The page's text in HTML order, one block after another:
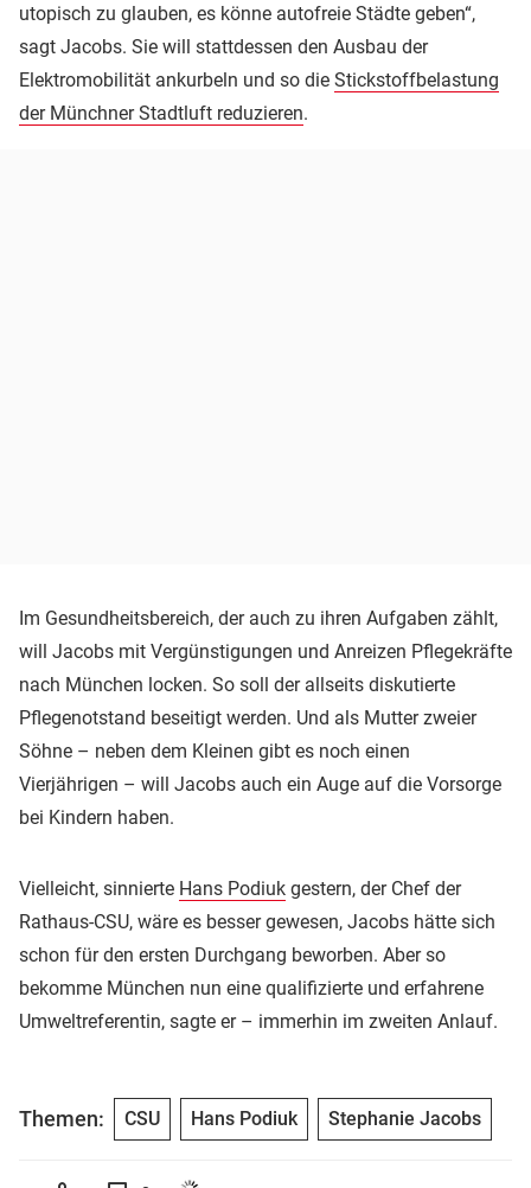
utopisch zu glauben, es könne autofreie Städte geben“,
sagt Jacobs. Sie will stattdessen den Ausbau der
Elektromobilität ankurbeln und so die Stickstoffbelastung
der Münchner Stadtluft reduzieren.
Im Gesundheitsbereich, der auch zu ihren Aufgaben zählt,
will Jacobs mit Vergünstigungen und Anreizen Pflegekräfte
nach München locken. So soll der allseits diskutierte
Pflegenotstand beseitigt werden. Und als Mutter zweier
Söhne – neben dem Kleinen gibt es noch einen
Vierjährigen – will Jacobs auch ein Auge auf die Vorsorge
bei Kindern haben.
Vielleicht, sinnierte Hans Podiuk gestern, der Chef der
Rathaus-CSU, wäre es besser gewesen, Jacobs hätte sich
schon für den ersten Durchgang beworben. Aber so
bekomme München nun eine qualifizierte und erfahrene
Umweltreferentin, sagte er – immerhin im zweiten Anlauf.
Themen: CSU Hans Podiuk Stephanie Jacobs